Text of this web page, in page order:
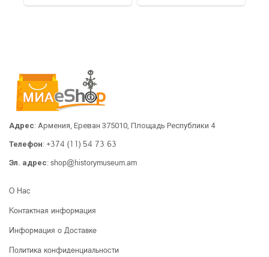
Адрес: Армения, Ереван 375010, Площадь Республики 4
Телефон: +374 (11) 54 73 63
Эл. адрес: shop@historymuseum.am
О Нас
Контактная информация
Информация о Доставке
Политика конфиденциальности